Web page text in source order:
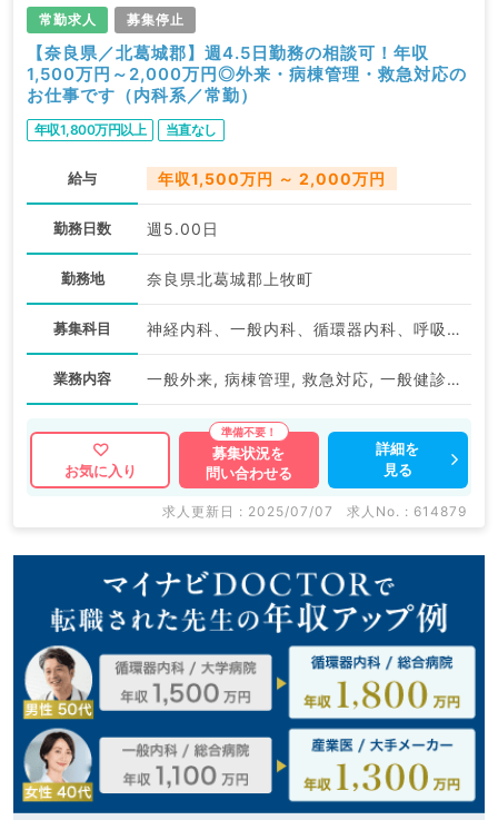
常勤求人 募集停止
【奈良県／北葛城郡】週4.5日勤務の相談可！年収
1,500万円～2,000万円◎外来・病棟管理・救急対応の
お仕事です（内科系／常勤）
年収1,800万円以上 当直なし
給与 年収1,500万円 ～ 2,000万円
勤務日数 週5.00日
勤務地 奈良県北葛城郡上牧町
募集科目 神経内科、一般内科、循環器内科、呼吸器内科、消化器内科、内分泌・代謝内科、老年内科、血液内科、膠原病科
業務内容 一般外来, 病棟管理, 救急対応, 一般健診・人間ドック, 病棟管理, 上部内視鏡検査（ＧＦ）, 下部内視鏡検査（ＣＦ）, 一般外来
お気に入り
募集状況を
問い合わせる
詳細を
見る
求人更新日 : 2025/07/07 求人No. : 614879